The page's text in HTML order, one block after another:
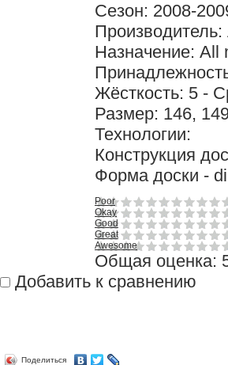
Сезон: 2008-
Производитель:
Назначение: All
Жёсткость: 5 -
Размер: 146,
Технологии:
Конструкция
Форма доски -
Poor
Okay
Good
Great
Awesome
Общая оценка:
Добавить к сравнению
Поделиться